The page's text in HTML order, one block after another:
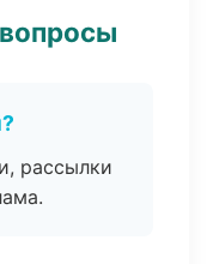
рассылки